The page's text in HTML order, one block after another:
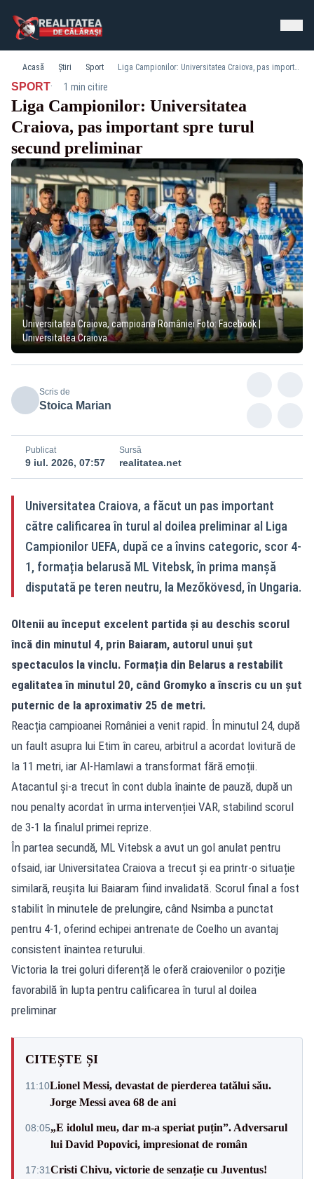
Acasă Știri Sport Liga Campionilor: Universitatea Craiova, pas important spre turul secund preliminar
SPORT· 1 min citire
Liga Campionilor: Universitatea
Craiova, pas important spre turul
secund preliminar
Universitatea Craiova, campioana României Foto: Facebook |
Universitatea Craiova
Scris de
Stoica Marian
Publicat
9 iul. 2026, 07:57
Sursă
realitatea.net
Universitatea Craiova, a făcut un pas important
către calificarea în turul al doilea preliminar al Liga
Campionilor UEFA, după ce a învins categoric, scor 4-
1, formația belarusă ML Vitebsk, în prima manșă
disputată pe teren neutru, la Mezőkövesd, în Ungaria.
Oltenii au început excelent partida și au deschis scorul
încă din minutul 4, prin Baiaram, autorul unui șut
spectaculos la vinclu. Formația din Belarus a restabilit
egalitatea în minutul 20, când Gromyko a înscris cu un șut
puternic de la aproximativ 25 de metri.
Reacția campioanei României a venit rapid. În minutul 24, după
un fault asupra lui Etim în careu, arbitrul a acordat lovitură de
la 11 metri, iar Al-Hamlawi a transformat fără emoții.
Atacantul și-a trecut în cont dubla înainte de pauză, după un
nou penalty acordat în urma intervenției VAR, stabilind scorul
de 3-1 la finalul primei reprize.
În partea secundă, ML Vitebsk a avut un gol anulat pentru
ofsaid, iar Universitatea Craiova a trecut și ea printr-o situație
similară, reușita lui Baiaram fiind invalidată. Scorul final a fost
stabilit în minutele de prelungire, când Nsimba a punctat
pentru 4-1, oferind echipei antrenate de Coelho un avantaj
consistent înaintea returului.
Victoria la trei goluri diferență le oferă craiovenilor o poziție
favorabilă în lupta pentru calificarea în turul al doilea
preliminar
CITEȘTE ȘI
11:10Lionel Messi, devastat de pierderea tatălui său.
Jorge Messi avea 68 de ani
08:05„E idolul meu, dar m-a speriat puțin”. Adversarul
lui David Popovici, impresionat de român
17:31Cristi Chivu, victorie de senzație cu Juventus!